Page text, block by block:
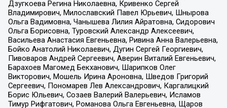
Дзугкоева Регина Николаевна, Кривенко Сергей
Владимирович, Милославский Павел Юрьевич, Шнырова
Ольга Вадимовна, Чанышева Лилия Айратовна, Сидорович
Ольга Борисовна, Туровский Александр Алексеевич,
Васильева Анастасия Евгеньевна, Ривина Анна Валерьевна,
Бойко Анатолий Николаевич, Дугин Сергей Георгиевич,
Пивоваров Андрей Сергеевич, Аверин Виталий Евгеньевич,
Барахоев Магомед Бекханович, Шарипков Олег
Викторович, Мошель Ирина Ароновна, Шведов Григорий
Сергеевич, Пономарев Лев Александрович, Каргалицкий
Борис Юльевич, Созаев Валерий Валерьевич, Исламов
Тимур Рифгатович, Романова Ольга Евгеньевна, Щаров